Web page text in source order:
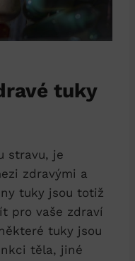
tuky
stravu, je
zdravými a
tuky jsou totiž
pro vaše zdraví
tuky jsou
těla, jiné